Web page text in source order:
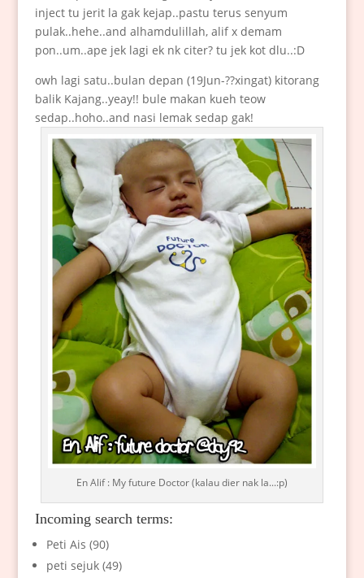
inject tu jerit la gak kejap..pastu terus senyum
pulak..hehe..and alhamdulillah, alif x demam
pon..um..ape jek lagi ek nk citer? tu jek kot dlu..:D
owh lagi satu..bulan depan (19Jun-??xingat) kitorang
balik Kajang..yeay!! bule makan kueh teow
sedap..hoho..and nasi lemak sedap gak!
En Alif : My future Doctor (kalau dier nak la...:p)
Incoming search terms:
Peti Ais (90)
peti sejuk (49)